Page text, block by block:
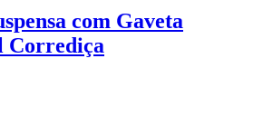
com Gaveta
Corrediça